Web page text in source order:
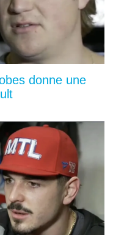
donne une